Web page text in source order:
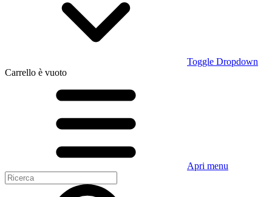
Toggle Dropdown
Carrello è vuoto
Apri menu